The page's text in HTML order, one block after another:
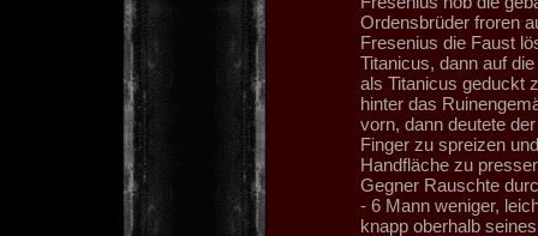
Ordensbrüder froren
Fresenius die Faust
Titanicus, dann auf
als Titanicus geduckt
hinter das
vorn, dann deutete
Finger zu spreizen
Handfläche zu
Gegner Rauschte
- 6 Mann weniger,
knapp oberhalb